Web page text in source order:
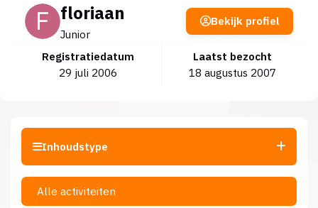
floriaan
Junior
Registratiedatum
29 juli 2006
Laatst bezocht
18 augustus 2007
Bekijk profiel
Inhoudstype
Alle activiteiten